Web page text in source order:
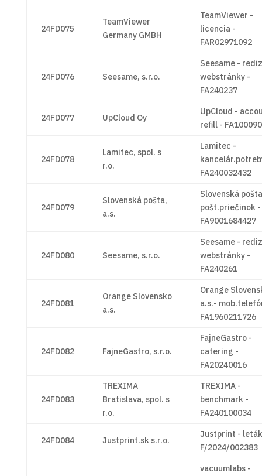
24FD075
TeamViewer
Germany GMBH
TeamViewer -
licencia -
FAR02971092
24FD076 Seesame, s.r.o.
Seesame -
webstránky -
FA240237
24FD077 UpCloud Oy
UpCloud -
refill -
24FD078
Lamitec, spol. s
r.o.
Lamitec -
FA240032432
24FD079
Slovenská pošta,
a.s.
Slovenská
pošt.priečinok -
FA9001684427
24FD080 Seesame, s.r.o.
Seesame -
webstránky -
FA240261
24FD081
Orange Slovensko
a.s.
Orange
a.s.-
FA1960211726
24FD082 FajneGastro, s.r.o.
FajneGastro -
catering -
FA20240016
24FD083
TREXIMA
Bratislava, spol. s
r.o.
TREXIMA -
benchmark -
FA240100034
24FD084 Justprint.sk s.r.o.
Justprint -
F/2024/002383
vacuumlabs -